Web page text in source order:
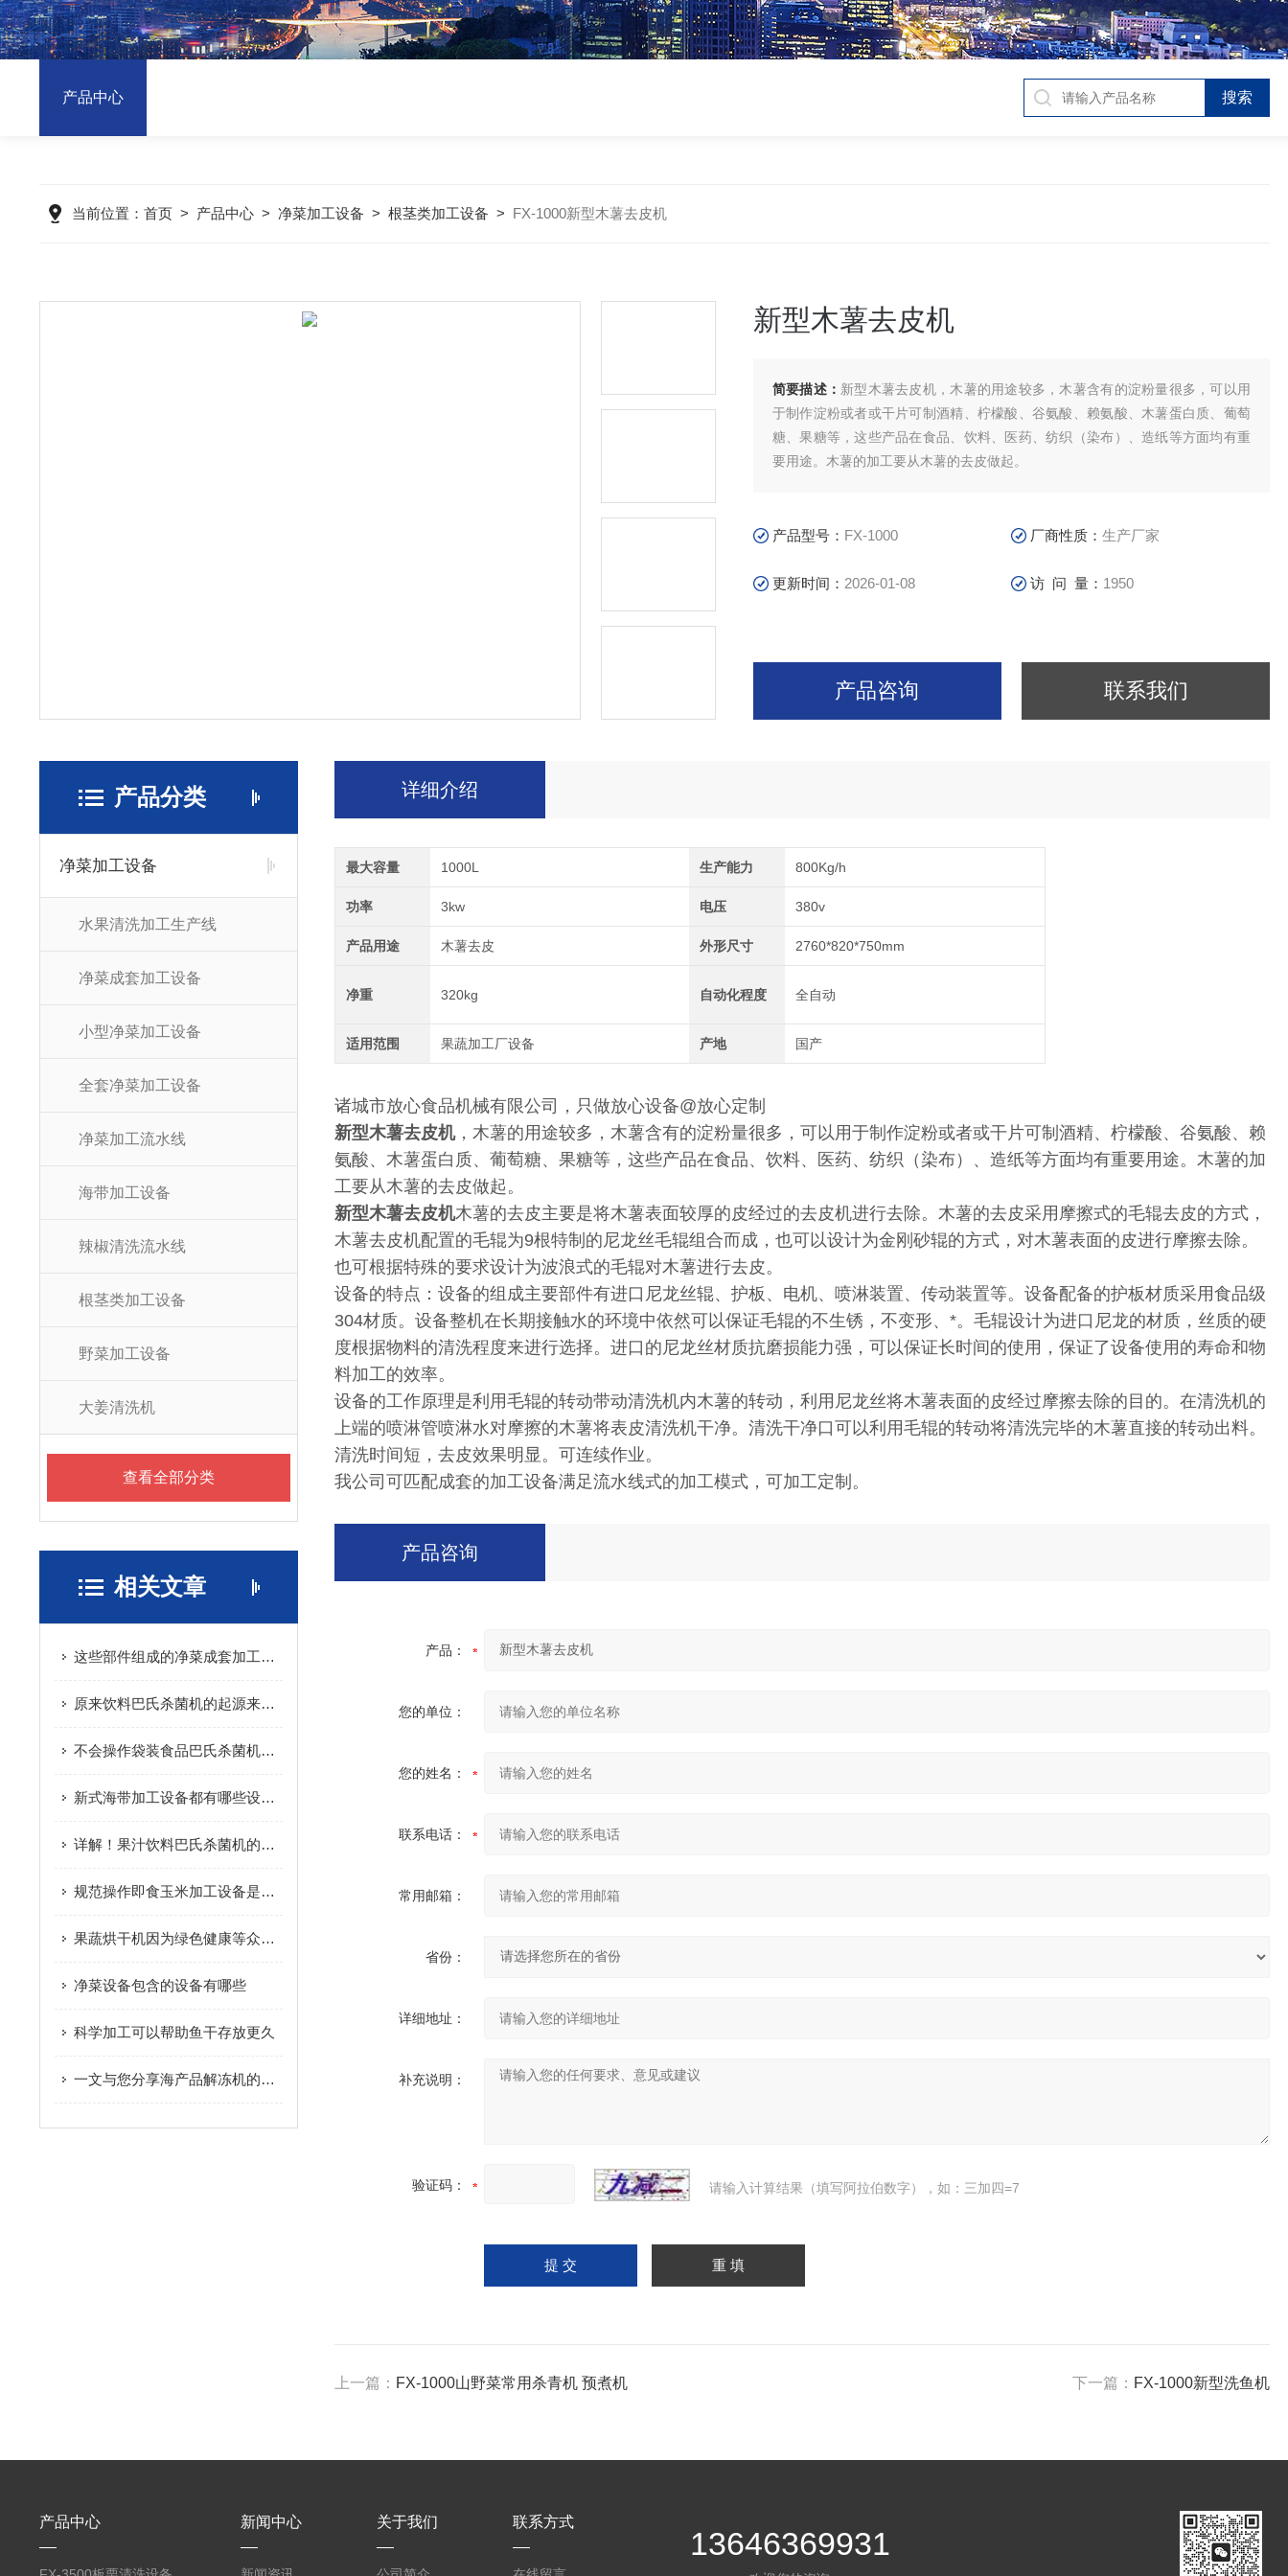
产品中心
当前位置： 首页> 产品中心> 净菜加工设备 > 根茎类加工设备 > FX-1000新型木薯去皮机
新型木薯去皮机
简要描述： 新型木薯去皮机，木薯的用途较多，木薯含有的淀粉量很多，可以用
于制作淀粉或者或干片可制酒精、柠檬酸、谷氨酸、赖氨酸、木薯蛋白质、葡萄
糖、果糖等，这些产品在食品、饮料、医药、纺织（染布）、造纸等方面均有重
要用途。木薯的加工要从木薯的去皮做起。
产品型号： FX-1000 厂商性质：生产厂家
更新时间： 2026-01-08 访 问 量： 1950
产品咨询 联系我们
产品分类
净菜加工设备
水果清洗加工生产线
净菜成套加工设备
小型净菜加工设备
全套净菜加工设备
净菜加工流水线
海带加工设备
辣椒清洗流水线
根茎类加工设备
野菜加工设备
大姜清洗机
查看全部分类
相关文章
这些部件组成的净菜成套加工设备实现了蔬菜加工自动化
原来饮料巴氏杀菌机的起源来自于啤酒
不会操作袋装食品巴氏杀菌机？进来看
新式海带加工设备都有哪些设备组成？
详解！果汁饮料巴氏杀菌机的安装要这样进行
规范操作即食玉米加工设备是保障产品加工质量与生产效率的关键
果蔬烘干机因为绿色健康等众多优势而深受从业者的欢迎
净菜设备包含的设备有哪些
科学加工可以帮助鱼干存放更久
一文与您分享海产品解冻机的产品特点
详细介绍
最大容量 1000L 生产能力 800Kg/h
功率 3kw 电压 380v
产品用途 木薯去皮 外形尺寸 2760*820*750mm
净重 320kg 自动化程度 全自动
适用范围 果蔬加工厂设备 产地 国产
诸城市放心食品机械有限公司，只做放心设备@放心定制
新型木薯去皮机，木薯的用途较多，木薯含有的淀粉量很多，可以用于制作淀粉或者或干片可制酒精、柠檬酸、谷氨酸、赖
氨酸、木薯蛋白质、葡萄糖、果糖等，这些产品在食品、饮料、医药、纺织（染布）、造纸等方面均有重要用途。木薯的加
工要从木薯的去皮做起。
新型木薯去皮机木薯的去皮主要是将木薯表面较厚的皮经过的去皮机进行去除。木薯的去皮采用摩擦式的毛辊去皮的方式，
木薯去皮机配置的毛辊为9根特制的尼龙丝毛辊组合而成，也可以设计为金刚砂辊的方式，对木薯表面的皮进行摩擦去除。
也可根据特殊的要求设计为波浪式的毛辊对木薯进行去皮。
设备的特点：设备的组成主要部件有进口尼龙丝辊、护板、电机、喷淋装置、传动装置等。设备配备的护板材质采用食品级
304材质。设备整机在长期接触水的环境中依然可以保证毛辊的不生锈，不变形、*。毛辊设计为进口尼龙的材质，丝质的硬
度根据物料的清洗程度来进行选择。进口的尼龙丝材质抗磨损能力强，可以保证长时间的使用，保证了设备使用的寿命和物
料加工的效率。
设备的工作原理是利用毛辊的转动带动清洗机内木薯的转动，利用尼龙丝将木薯表面的皮经过摩擦去除的目的。在清洗机的
上端的喷淋管喷淋水对摩擦的木薯将表皮清洗机干净。清洗干净口可以利用毛辊的转动将清洗完毕的木薯直接的转动出料。
清洗时间短，去皮效果明显。可连续作业。
我公司可匹配成套的加工设备满足流水线式的加工模式，可加工定制。
产品咨询
产品：
您的单位：
您的姓名：
联系电话：
常用邮箱：
省份：
详细地址：
补充说明：
验证码： 请输入计算结果（填写阿拉伯数字），如：三加四=7
上一篇： FX-1000山野菜常用杀青机 预煮机 下一篇： FX-1000新型洗鱼机
产品中心 新闻中心 关于我们 联系方式
13646369931